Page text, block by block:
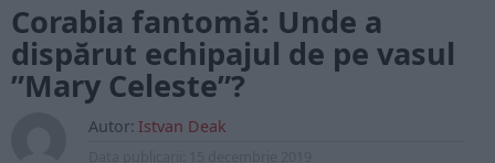
Corabia fantomă: Unde a
dispărut echipajul de pe vasul
”Mary Celeste”?
Autor: Istvan Deak